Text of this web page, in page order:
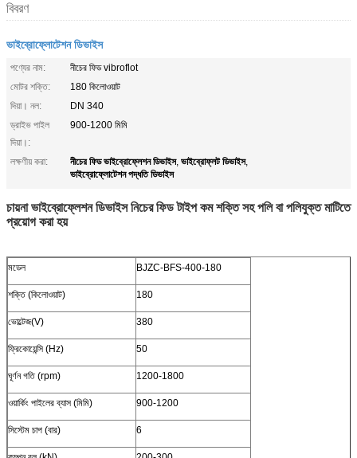
বিবরণ
ভাইব্রোফ্লোটেশন ডিভাইস
পণ্যের নাম:
নীচের ফিড vibroflot
মোটর শক্তি:
180 কিলোওয়াট
দিয়া। নল:
DN 340
ড্রাইভ পাইল
দিয়া।:
900-1200 মিমি
লক্ষণীয় করা: নীচের ফিড ভাইব্রোফ্লেশন ডিভাইস, ভাইব্রোফ্লট ডিভাইস,
ভাইব্রোফ্লোটেশন পদ্ধতি ডিভাইস
চায়না ভাইব্রোফ্লেশন ডিভাইস নিচের ফিড টাইপ কম শক্তি সহ পলি বা পলিযুক্ত মাটিতে
প্রয়োগ করা হয়
মডেল BJZC-BFS-400-180
শক্তি (কিলোওয়াট) 180
ভোল্টেজ(V) 380
ফ্রিকোয়েন্সি (Hz) 50
ঘূর্ণন গতি (rpm) 1200-1800
ওয়ার্কিং পাইলের ব্যাস (মিমি) 900-1200
সিস্টেম চাপ (বার) 6